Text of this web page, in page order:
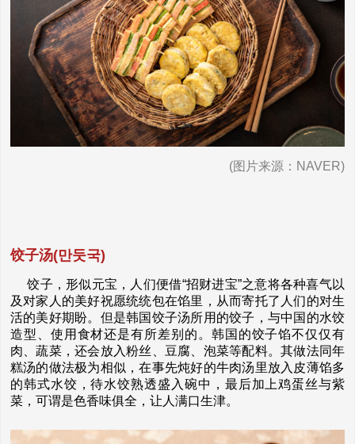
(图片来源：NAVER)
饺子汤(만둣국)
饺子，形似元宝，人们便借“招财进宝”之意将各种喜气以
及对家人的美好祝愿统统包在馅里，从而寄托了人们的对生
活的美好期盼。但是韩国饺子汤所用的饺子，与中国的水饺
造型、使用食材还是有所差别的。韩国的饺子馅不仅仅有
肉、蔬菜，还会放入粉丝、豆腐、泡菜等配料。其做法同年
糕汤的做法极为相似，在事先炖好的牛肉汤里放入皮薄馅多
的韩式水饺，待水饺熟透盛入碗中，最后加上鸡蛋丝与紫
菜，可谓是色香味俱全，让人满口生津。